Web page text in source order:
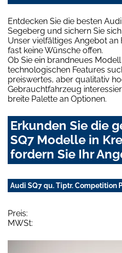
Entdecken Sie die besten
Segeberg und sichern Sie
Unser vielfältiges Angebot
fast keine Wünsche offen.
Ob Sie ein brandneues
technologischen Features
preiswertes, aber qualitativ
Gebrauchtfahrzeug
breite Palette an Optionen.
Erkunden Sie die
SQ7 Modelle in
fordern Sie Ihr
Audi SQ7 qu. Tiptr. Competition
Preis:
MWSt: